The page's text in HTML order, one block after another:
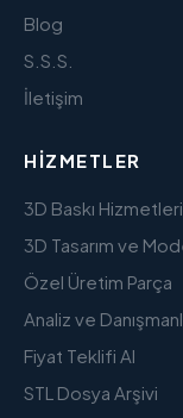
Blog
S.S.S.
İletişim
HIZMETLER
3D Baskı Hizmetleri
3D Tasarım ve
Özel Üretim Parça
Analiz ve
Fiyat Teklifi Al
STL Dosya Arşivi